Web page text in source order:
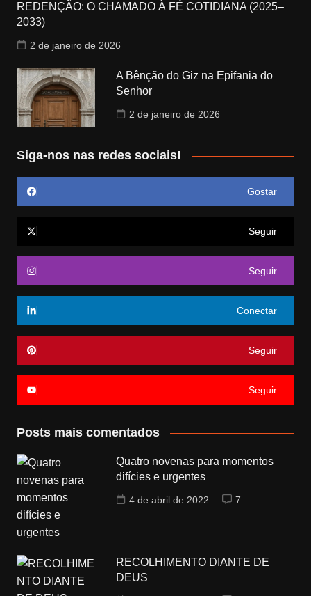
REDENÇÃO: O CHAMADO À FÉ COTIDIANA (2025–
2033)
2 de janeiro de 2026
A Bênção do Giz na Epifania do
Senhor
2 de janeiro de 2026
Siga-nos nas redes sociais!
Gostar
Seguir
Seguir
Conectar
Seguir
Seguir
Posts mais comentados
Quatro novenas para momentos
difícies e urgentes
4 de abril de 2022 7
RECOLHIMENTO DIANTE DE
DEUS